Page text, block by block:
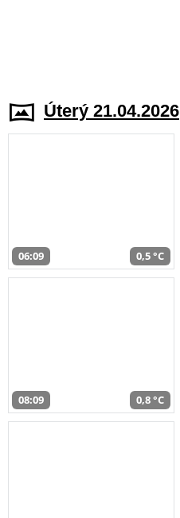
Úterý 21.04.2026
06:09 0,5 °C
08:09 0,8 °C